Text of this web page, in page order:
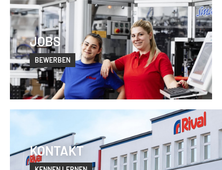
JOBS
BEWERBEN
KONTAKT